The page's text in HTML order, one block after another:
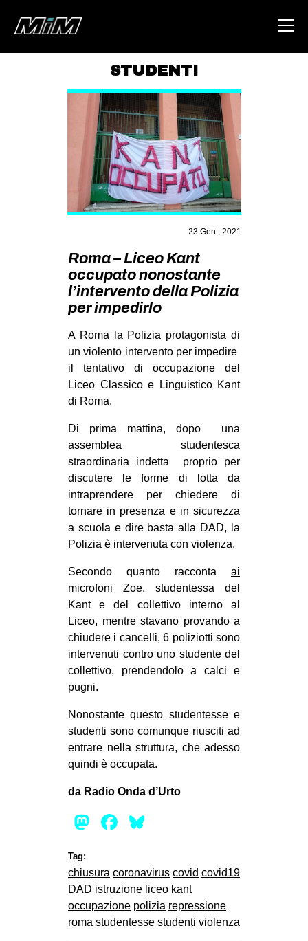
ABOUT
AREA
DEGENERAZIONE
GAZA FREESTYLE
CSOA LAMBRETTA
STUDENTI TSUNAMI
ZAM
MILANO
MOBILITAZIONI
SPAZI
SPORT POPOLARE
ANTIFASCISMO
DIRITTO ALL’ABITARE
GENERI
MIGRAZIONI
REPRESSIONE
STUDENTI
ARTE
CINEMA
RECENSIONI
AFRICA
AMERICHE
EUROPA
MEDIO ORIENTE
STUDENTI
23 Gen , 2021
Roma – Liceo Kant
occupato nonostante
l’intervento della Polizia
per impedirlo
A Roma la Polizia protagonista di
un violento intervento per impedire
il tentativo di occupazione del
Liceo Classico e Linguistico Kant
di Roma.
Di prima mattina, dopo una
assemblea studentesca
straordinaria indetta proprio per
discutere le forme di lotta da
intraprendere per chiedere di
tornare in presenza e in sicurezza
a scuola e dire basta alla DAD, la
Polizia è intervenuta con violenza.
Secondo quanto racconta ai
microfoni Zoe, studentessa del
Kant e del collettivo interno al
Liceo, mentre stavano provando a
chiudere i cancelli, 6 poliziotti sono
intervenuti contro uno studente del
collettivo, prendendolo a calci e
pugni.
Nonostante questo studentesse e
studenti sono comunque riusciti ad
entrare nella struttura, che adesso
quindi è occupata.
da Radio Onda d’Urto
Mastodon
Facebook
Tag:
chiusura coronavirus covid covid19
DAD istruzione liceo kant
occupazione polizia repressione
roma studentesse studenti violenza